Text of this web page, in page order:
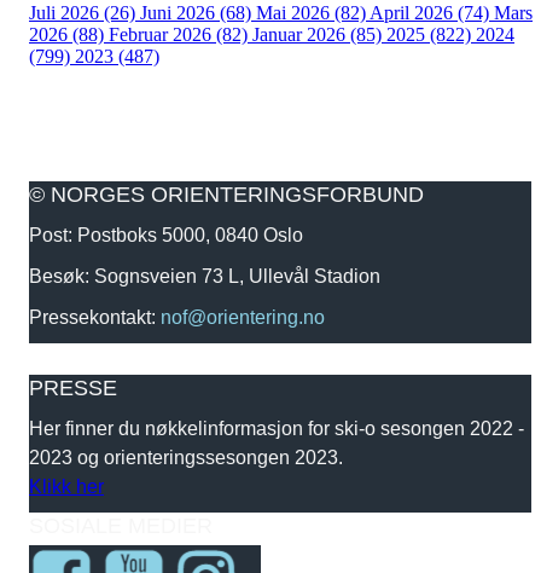
Juli 2026 (26) Juni 2026 (68) Mai 2026 (82) April 2026 (74) Mars
2026 (88) Februar 2026 (82) Januar 2026 (85) 2025 (822) 2024
(799) 2023 (487)
© NORGES ORIENTERINGSFORBUND
Post: Postboks 5000, 0840 Oslo
Besøk: Sognsveien 73 L, Ullevål Stadion
Pressekontakt: nof@orientering.no
PRESSE
Her finner du nøkkelinformasjon for ski-o sesongen 2022 -
2023 og orienteringssesongen 2023.
Klikk her